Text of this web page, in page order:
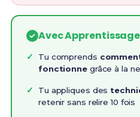
Avec
Tu comprends
fonctionnegrâce à la
Tu appliques des
retenir sans relire 10 fois